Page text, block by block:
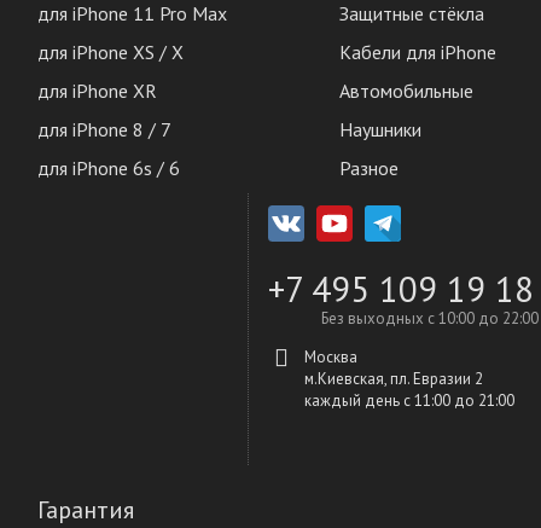
для iPhone 11 Pro Max
для iPhone XS / X
для iPhone XR
для iPhone 8 / 7
для iPhone 6s / 6
Защитные стёкла
Кабели для iPhone
Автомобильные
Наушники
Разное
+7 495 109 19 18
Без выходных с 10:00 до 22:00
Москва
м.Киевская, пл. Евразии 2
каждый день c 11:00 до 21:00
Гарантия